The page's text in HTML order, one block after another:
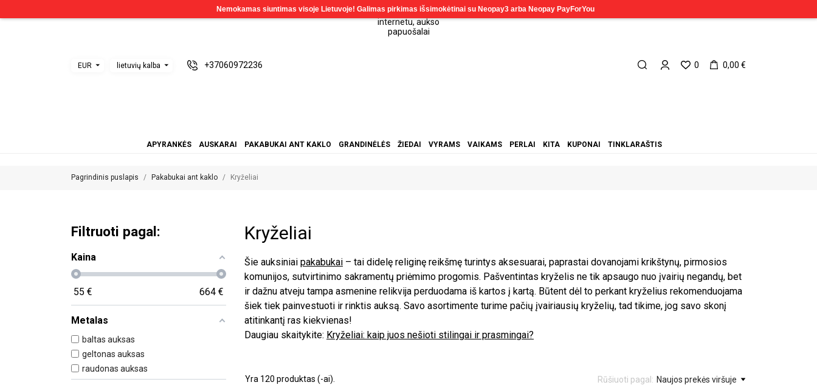
EUR lietuvių kalba +37060972236 0 0,00 €
APYRANKĖS AUSKARAI PAKABUKAI ANT KAKLO GRANDINĖLĖS ŽIEDAI VYRAMS VAIKAMS PERLAI KITA KUPONAI TINKLARAŠTIS
Pagrindinis puslapis Pakabukai ant kaklo Kryželiai
Filtruoti pagal:
Kaina
55 € 664 €
Metalas
baltas auksas
geltonas auksas
raudonas auksas
Kryželiai
Šie auksiniai pakabukai – tai didelę religinę reikšmę turintys aksesuarai, paprastai dovanojami krikštynų, pirmosios
komunijos, sutvirtinimo sakramentų priėmimo progomis. Pašventintas kryželis ne tik apsaugo nuo įvairių negandų, bet
ir dažnu atveju tampa asmenine relikvija perduodama iš kartos į kartą. Būtent dėl to perkant kryželius rekomenduojama
šiek tiek painvestuoti ir rinktis auksą. Savo asortimente turime pačių įvairiausių kryželių, tad tikime, jog savo skonį
atitinkantį ras kiekvienas!
Daugiau skaitykite: Kryželiai: kaip juos nešioti stilingai ir prasmingai?
Yra 120 produktas (-ai). Rūšiuoti pagal: Naujos prekės viršuje